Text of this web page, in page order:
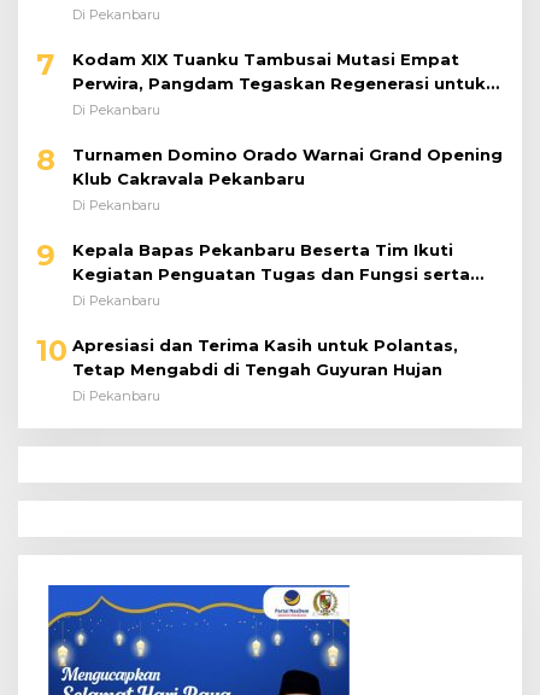
Di Pekanbaru
7
Kodam XIX Tuanku Tambusai Mutasi Empat
Perwira, Pangdam Tegaskan Regenerasi untuk
Perkuat Kinerja Satuan
Di Pekanbaru
8
Turnamen Domino Orado Warnai Grand Opening
Klub Cakravala Pekanbaru
Di Pekanbaru
9
Kepala Bapas Pekanbaru Beserta Tim Ikuti
Kegiatan Penguatan Tugas dan Fungsi serta
Paparan Penempatan WBP ke Lapas Terbuka
Di Pekanbaru
10 Apresiasi dan Terima Kasih untuk Polantas,
Tetap Mengabdi di Tengah Guyuran Hujan
Di Pekanbaru